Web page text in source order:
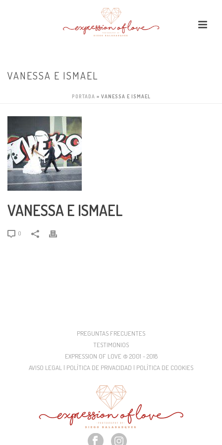
VANESSA E ISMAEL
PORTADA » VANESSA E ISMAEL
VANESSA E ISMAEL
0
PREGUNTAS FRECUENTES
TESTIMONIOS
EXPRESSION OF LOVE © 2001 - 2018
AVISO LEGAL | POLÍTICA DE PRIVACIDAD | POLÍTICA DE COOKIES